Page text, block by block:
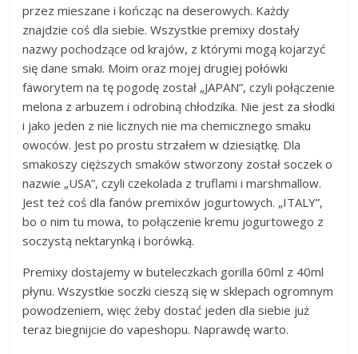
przez mieszane i kończąc na deserowych. Każdy
znajdzie coś dla siebie. Wszystkie premixy dostały
nazwy pochodzące od krajów, z którymi mogą kojarzyć
się dane smaki. Moim oraz mojej drugiej połówki
faworytem na tę pogodę został „JAPAN”, czyli połączenie
melona z arbuzem i odrobiną chłodzika. Nie jest za słodki
i jako jeden z nie licznych nie ma chemicznego smaku
owoców. Jest po prostu strzałem w dziesiątkę. Dla
smakoszy cięższych smaków stworzony został soczek o
nazwie „USA”, czyli czekolada z truflami i marshmallow.
Jest też coś dla fanów premixów jogurtowych. „ITALY”,
bo o nim tu mowa, to połączenie kremu jogurtowego z
soczystą nektarynką i borówką.
Premixy dostajemy w buteleczkach gorilla 60ml z 40ml
płynu. Wszystkie soczki cieszą się w sklepach ogromnym
powodzeniem, więc żeby dostać jeden dla siebie już
teraz biegnijcie do vapeshopu. Naprawdę warto.